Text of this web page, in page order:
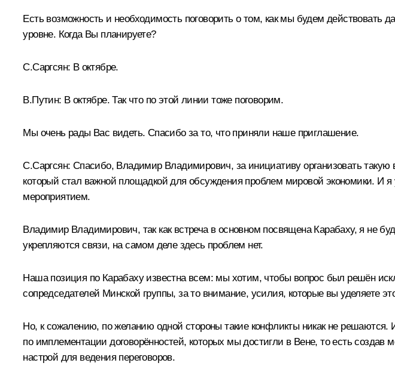
Есть возможность и необходимость поговорить о том, как мы будем
уровне. Когда Вы планируете?
С.Саргсян: В октябре.
В.Путин: В октябре. Так что по этой линии тоже поговорим.
Мы очень рады Вас видеть. Спасибо за то, что приняли наше приглашение.
С.Саргсян: Спасибо, Владимир Владимирович, за инициативу организовать такую
который стал важной площадкой для обсуждения проблем мировой экономики. И
мероприятием.
Владимир Владимирович, так как встреча в основном посвящена Карабаху, я не
укрепляются связи, на самом деле здесь проблем нет.
Наша позиция по Карабаху известна всем: мы хотим, чтобы вопрос был решён
сопредседателей Минской группы, за то внимание, усилия, которые вы уделяете
Но, к сожалению, по желанию одной стороны такие конфликты никак не
по имплементации договорённостей, которых мы достигли в Вене, то есть
настрой для ведения переговоров.